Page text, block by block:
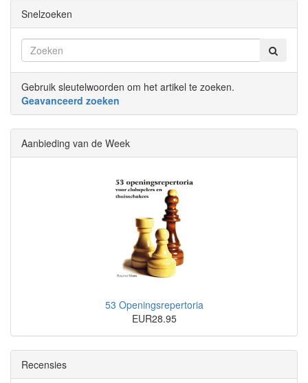
Snelzoeken
Gebruik sleutelwoorden om het artikel te zoeken.
Geavanceerd zoeken
Aanbieding van de Week
53 Openingsrepertoria
EUR28.95
Recensies